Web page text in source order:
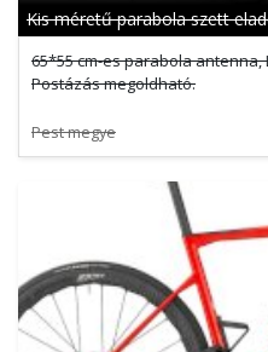
Kis méretű parabola szett
65*55 cm-es parabola
Postázás megoldható.
Pest megye